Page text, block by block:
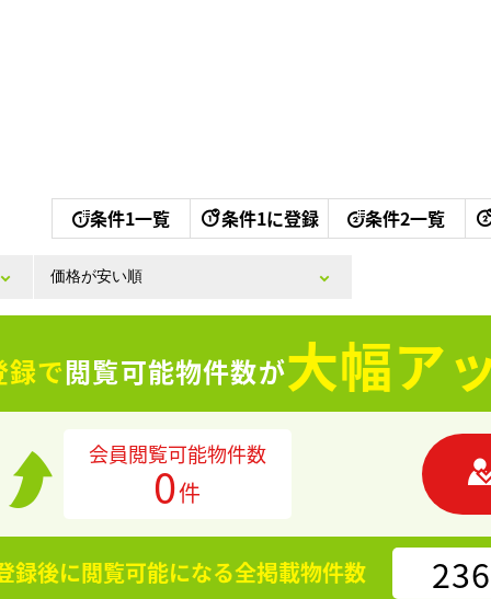
条件1一覧 条件1に登録 条件2一覧
で閲覧可能物件数が大幅ア
会員閲覧可能物件数
0件
録後に閲覧可能になる全掲載物件数 236